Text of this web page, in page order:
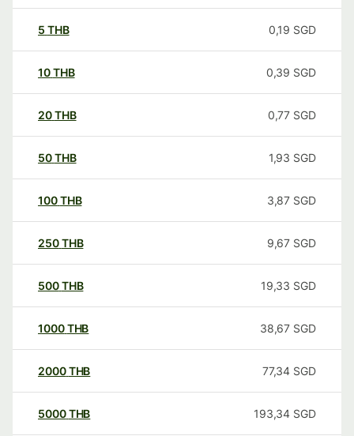
5 THB 0,19 SGD
10THB 0,39 SGD
20THB 0,77 SGD
50THB 1,93 SGD
100THB 3,87 SGD
250THB 9,67 SGD
500THB 19,33 SGD
1000THB 38,67 SGD
2000THB 77,34 SGD
5000THB 193,34 SGD